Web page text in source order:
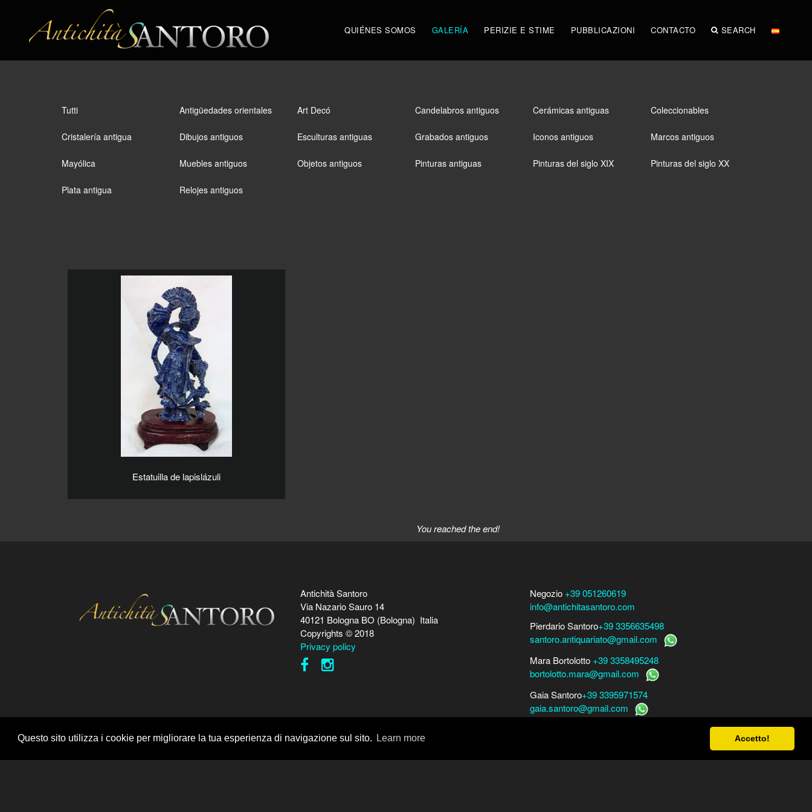
Questo sito utilizza i cookie per migliorare la tua esperienza di navigazione sul sito. Learn more Accetto!
QUIÉNES SOMOS GALERÍA PERIZIE E STIME PUBBLICAZIONI CONTACTO SEARCH
Tutti Antigüedades orientales Art Decó Candelabros antiguos Cerámicas antiguas Coleccionables
Cristalería antigua Dibujos antiguos Esculturas antiguas Grabados antiguos Iconos antiguos Marcos antiguos
Mayólica Muebles antiguos Objetos antiguos Pinturas antiguas Pinturas del siglo XIX Pinturas del siglo XX
Plata antigua Relojes antiguos
Estatuilla de lapislázuli
You reached the end!
Antichità Santoro
Via Nazario Sauro 14
40121 Bologna BO (Bologna) Italia
Copyrights © 2018
Privacy policy
Negozio +39 051260619
info@antichitasantoro.com
Pierdario Santoro+39 3356635498
santoro.antiquariato@gmail.com
Mara Bortolotto +39 3358495248
bortolotto.mara@gmail.com
Gaia Santoro+39 3395971574
gaia.santoro@gmail.com